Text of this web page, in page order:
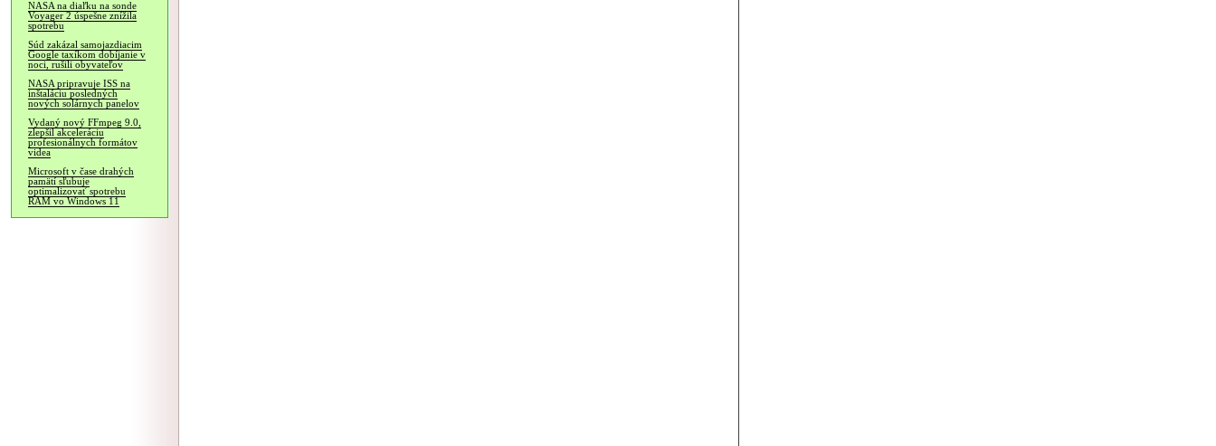
NASA na diaľku na sonde
Voyager 2 úspešne znížila
spotrebu
Súd zakázal samojazdiacim
Google taxíkom dobíjanie v
noci, rušili obyvateľov
NASA pripravuje ISS na
inštaláciu posledných
nových solárnych panelov
Vydaný nový FFmpeg 9.0,
zlepšil akceleráciu
profesionálnych formátov
videa
Microsoft v čase drahých
pamätí sľubuje
optimalizovať spotrebu
RAM vo Windows 11